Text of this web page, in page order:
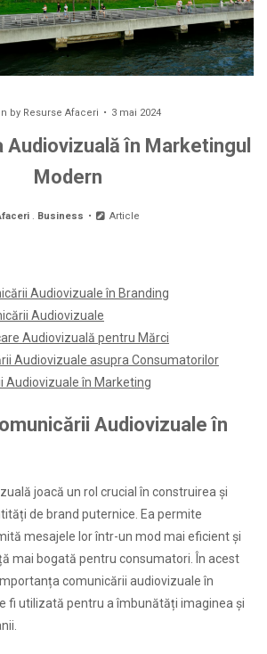
by Resurse Afaceri 3 mai 2024
Audiovizuală în Marketingul
Modern
. Business Article
Audiovizuale în Branding
Audiovizuale
Audiovizuală pentru Mărci
Audiovizuale asupra Consumatorilor
Audiovizuale în Marketing
Audiovizuale în
joacă un rol crucial în construirea și
de brand puternice. Ea permite
mesajele lor într-un mod mai eficient și
mai bogată pentru consumatori. În acest
comunicării audiovizuale în
fi utilizată pentru a îmbunătăți imaginea și